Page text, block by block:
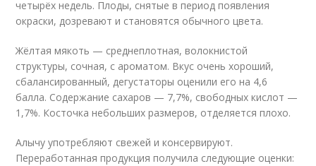
четырёх недель. Плоды, снятые в период появления
окраски, дозревают и становятся обычного цвета.
Жёлтая мякоть — среднеплотная, волокнистой
структуры, сочная, с ароматом. Вкус очень хороший,
сбалансированный, дегустаторы оценили его на 4,6
балла. Содержание сахаров — 7,7%, свободных кислот —
1,7%. Косточка небольших размеров, отделяется плохо.
Алычу употребляют свежей и консервируют.
Переработанная продукция получила следующие оценки: